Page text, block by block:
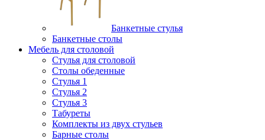
Банкетные стулья
Банкетные столы
Мебель для столовой
Стулья для столовой
Столы обеденные
Стулья 1
Стулья 2
Стулья 3
Табуреты
Комплекты из двух стульев
Барные столы